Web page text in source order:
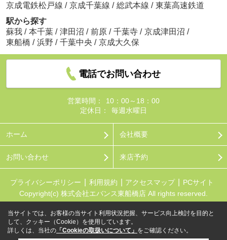
京成電鉄松戸線 / 京成千葉線 / 総武本線 / 東葉高速鉄道
駅から探す
蘇我 / 本千葉 / 津田沼 / 前原 / 千葉寺 / 京成津田沼 /
東船橋 / 浜野 / 千葉中央 / 京成大久保
電話でお問い合わせ
営業時間：
10：00～18：00
定休日：
毎週水曜日
ホーム 会社概要
お問い合わせ 来店予約
プライバシーポリシー 利用規約 アクセスマップ
PCサイト
Copyright(c) 株式会社エバンス東船橋店 All rights reserved.
当サイトでは、お客様の当サイト利用状況把握、サービス向上検討を目的と
して、クッキー（Cookie）を使用しています。
詳しくは、当社の 「Cookieの取扱いについて」 をご確認ください。